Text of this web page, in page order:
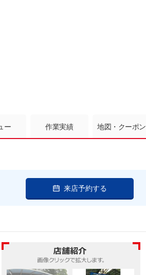
ー 作業実績 地図・クーポン
来店予約する